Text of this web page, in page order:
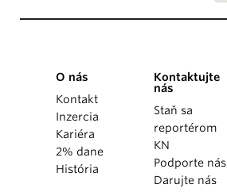
O nás
Kontakt
Inzercia
Kariéra
2% dane
História
Kontaktujte
nás
Staň sa
reportérom
KN
Podporte nás
Darujte nás